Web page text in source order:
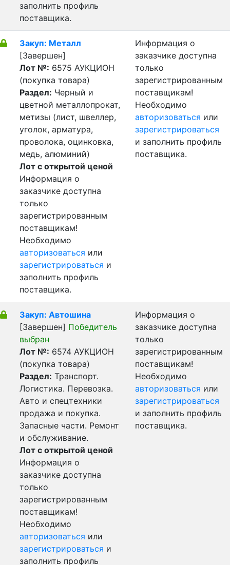
заполнить профиль
поставщика.
Закуп: Металл
[Завершен]
Лот №: 6575 АУКЦИОН
(покупка товара)
Раздел: Черный и
цветной металлопрокат,
метизы (лист, швеллер,
уголок, арматура,
проволока, оцинковка,
медь, алюминий)
Лот с открытой ценой
Информация о
заказчике доступна
только
зарегистрированным
поставщикам!
Необходимо
авторизоваться или
зарегистрироваться и
заполнить профиль
поставщика.
Информация о
заказчике доступна
только
зарегистрированным
поставщикам!
Необходимо
авторизоваться или
зарегистрироваться
и заполнить профиль
поставщика.
Закуп: Автошина
[Завершен] Победитель
выбран
Лот №: 6574 АУКЦИОН
(покупка товара)
Раздел: Транспорт.
Логистика. Перевозка.
Авто и спецтехники
продажа и покупка.
Запасные части. Ремонт
и обслуживание.
Лот с открытой ценой
Информация о
заказчике доступна
только
зарегистрированным
поставщикам!
Необходимо
авторизоваться или
зарегистрироваться и
заполнить профиль
Информация о
заказчике доступна
только
зарегистрированным
поставщикам!
Необходимо
авторизоваться или
зарегистрироваться
и заполнить профиль
поставщика.